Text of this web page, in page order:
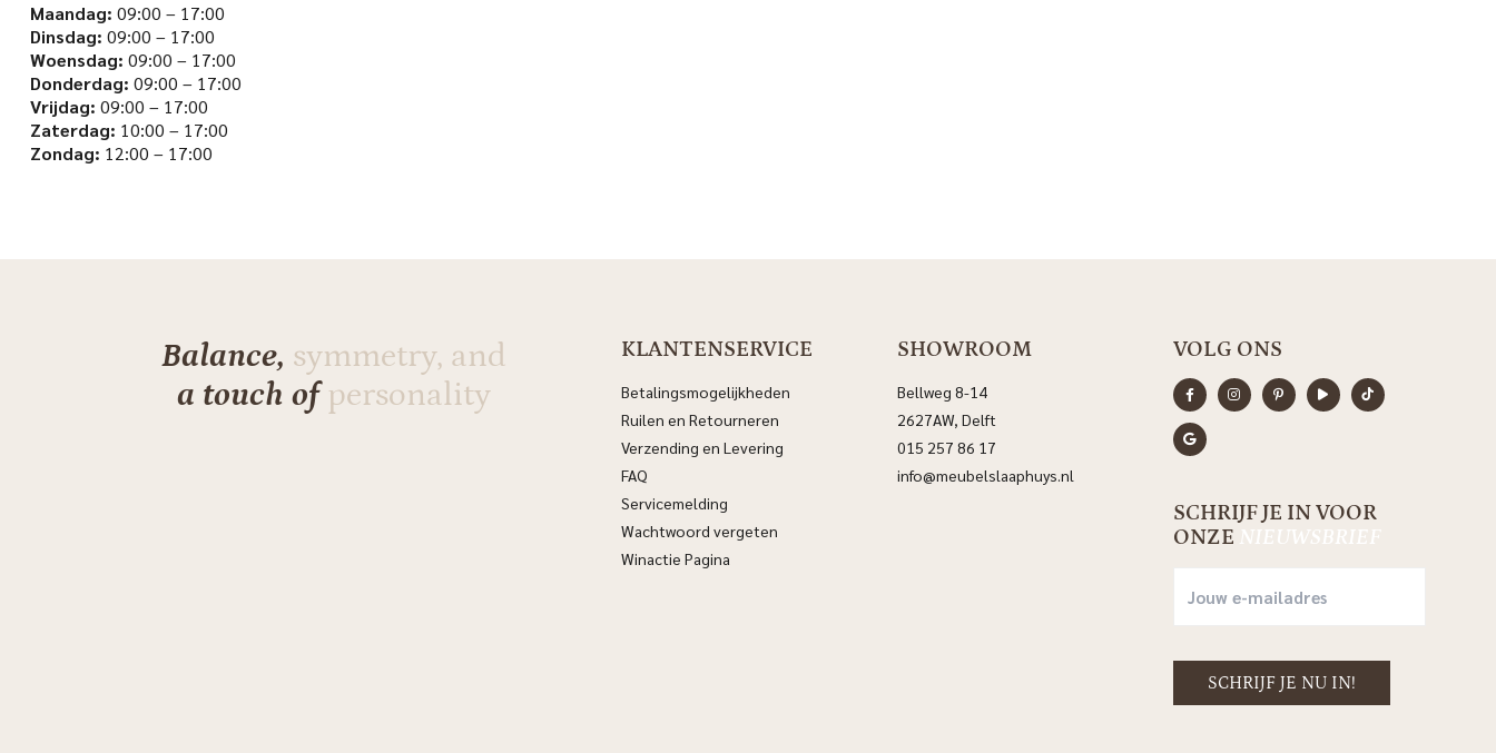
Maandag: 09:00 – 17:00
Dinsdag: 09:00 – 17:00
Woensdag: 09:00 – 17:00
Donderdag: 09:00 – 17:00
Vrijdag: 09:00 – 17:00
Zaterdag: 10:00 – 17:00
Zondag: 12:00 – 17:00
Balance, symmetry, and
a touch ofpersonality
KLANTENSERVICE
Betalingsmogelijkheden
Ruilen en Retourneren
Verzending en Levering
FAQ
Servicemelding
Wachtwoord vergeten
Winactie Pagina
SHOWROOM
Bellweg 8-14
2627AW, Delft
015 257 86 17
info@meubelslaaphuys.nl
VOLG ONS
SCHRIJF JE IN VOOR
ONZE NIEUWSBRIEF